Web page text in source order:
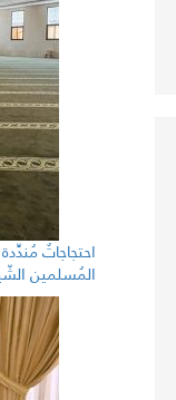
احتجاجاتٌ
المُسلمين